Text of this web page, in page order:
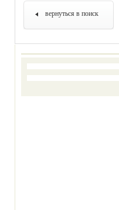
вернуться в поиск